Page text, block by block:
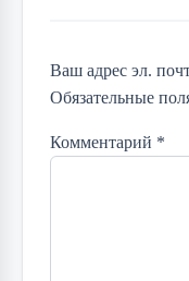
Ваш адрес эл.
Обязательные
Комментарий *